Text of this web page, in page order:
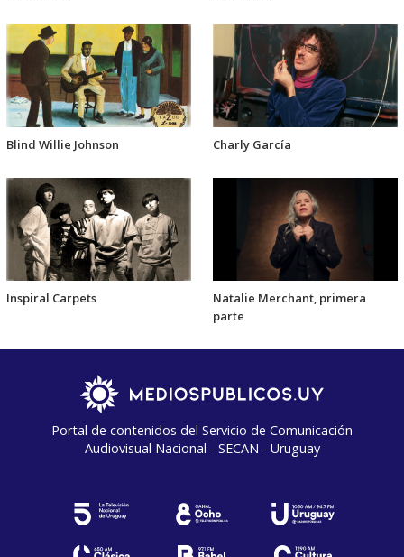
Blind Willie Johnson Charly García
Inspiral Carpets
Natalie Merchant, primera
parte
Portal de contenidos del Servicio de Comunicación
Audiovisual Nacional - SECAN - Uruguay